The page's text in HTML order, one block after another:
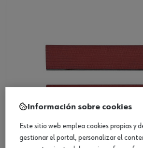
Información sobre cookies
Este sitio web emplea cookies propias y
gestionar el portal, personalizar el